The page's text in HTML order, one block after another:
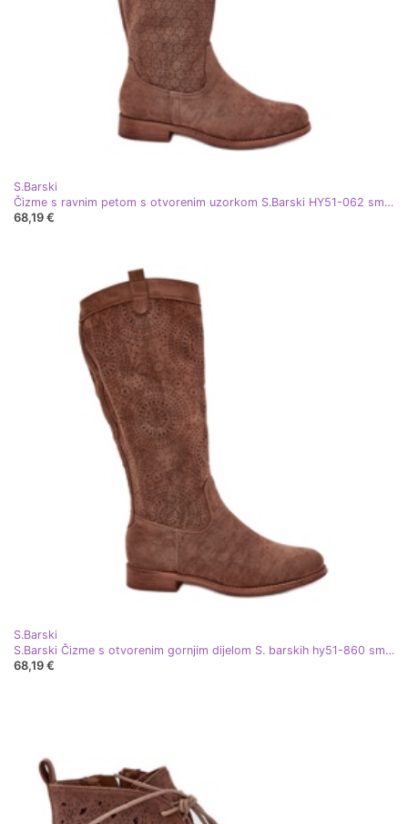
S.Barski
Čizme s ravnim petom s otvorenim uzorkom S.Barski HY51-062 smeđa
68,19 €
S.Barski
S.Barski Čizme s otvorenim gornjim dijelom S. barskih hy51-860 smeđa
68,19 €